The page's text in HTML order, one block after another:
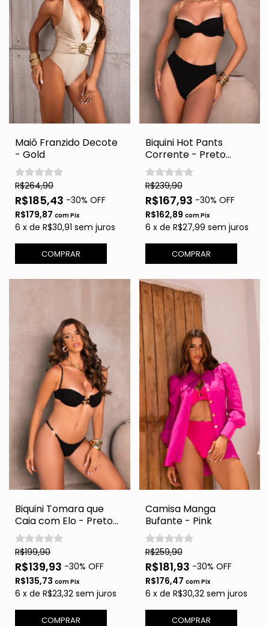
Maiô Franzido Decote
- Gold
R$264,90
R$185,43 -30% OFF
R$179,87 comPix
6 x de R$30,91 sem juros
COMPRAR
Biquini Hot Pants
Corrente - Preto
Rendado
R$239,90
R$167,93 -30% OFF
R$162,89 comPix
6 x de R$27,99 sem juros
COMPRAR
Biquini Tomara que
Caia com Elo - Preto
Rendado
R$199,90
R$139,93 -30% OFF
R$135,73 comPix
6 x de R$23,32 sem juros
COMPRAR
Camisa Manga
Bufante - Pink
R$259,90
R$181,93 -30% OFF
R$176,47 comPix
6 x de R$30,32 sem juros
COMPRAR